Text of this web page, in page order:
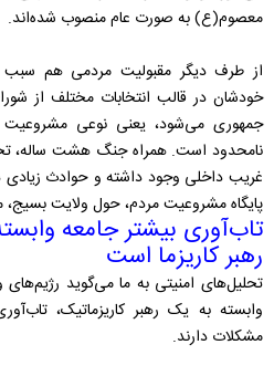
معصوم(ع) به صورت عام منصوب شده‌اند.
از طرف دیگر مقبولیت مردمی هم
خودشان در قالب انتخابات مختلف از
جمهوری می‌شود، یعنی نوعی مشروعیت
نامحدود است. همراه جنگ هشت ساله،
غریب داخلی وجود داشته و حوادث
پایگاه مشروعیت مردم، حول ولایت
تاب‌آوری بیشتر جامعه
رهبر کاریزما است
تحلیل‌های امنیتی به ما می‌گوید
وابسته به یک رهبر کاریزماتیک،
مشکلات دارند.